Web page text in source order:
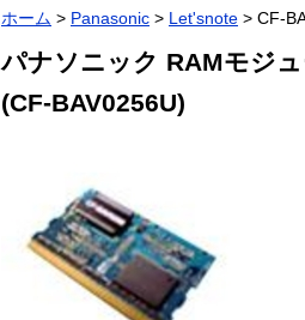
ホーム > Panasonic > Let'snote > CF-
パナソニック RAMモジ
(CF-BAV0256U)